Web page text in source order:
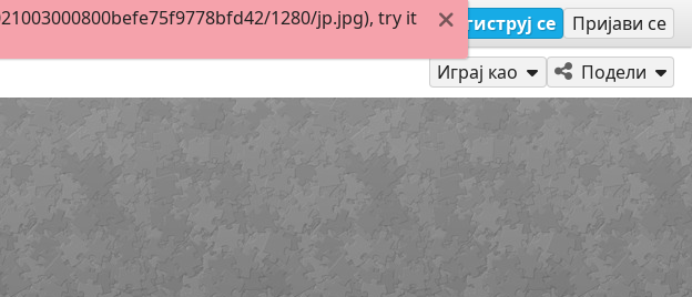
Региструј се Пријави се
Играј као Подели
1280/jp.jpg), try it